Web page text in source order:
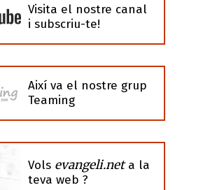
Visita el nostre canal
i subscriu-te!
Així va el nostre grup
Teaming
Vols evangeli.neta la
teva web ?